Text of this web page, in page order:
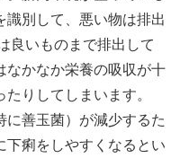
識別して、悪い物は排出
良いものまで排出して
なかなか栄養の吸収が十
りしてしまいます。
に善玉菌）が減少するた
下痢をしやすくなるとい